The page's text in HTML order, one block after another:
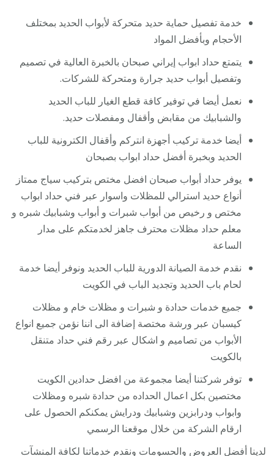
خدمة تفصيل حماية حديد متحركة لأبواب الحديد بمختلف
الأحجام وبأفضل المواد
يتمتع حداد ابواب إيراني صبحان بالخبرة العالية في تصميم
وتفصيل أبواب حديد جرارة ومتحركة للشركات.
نعمل أيضا في توفير كافة قطع الغيار للباب الحديد
والشبابيك من مقابض وأقفال ومفصلات حديد.
أيضا خدمة تركيب أجهزة انتركم وأقفال الكترونية للباب
الحديد وبخبرة أفضل حداد ابواب بصبحان
يوفر حداد أبواب صبحان افضل مختص بتركيب سياج ممتاز
أنواع حديد استرالي للمظلات واسوار عبر فني حداد ابواب
مختص و رخيص من أبواب شبرات و أبواب وشبابيك شبره و
معلم حداد مظلات محترف جاهز لخدمتكم على مدار
الساعة
نقدم خدمة الصيانة الدورية للباب الحديد ونوفر أيضا خدمة
لحام باب الحديد وتجديد الباب في الكويت
جميع خدمات حدادة و شبرات و مظلات خام و مظلات
كيسبان عبر ورشة مختصة إضافة الى اننا نؤمن جميع انواع
الأبواب من تصاميم و اشكال عبر رقم فني حداد متنقل
بالكويت
توفر شركتنا أيضا مجموعة من افضل حدادين الكويت
مختصين بكل اعمال الحداده من حدادة شبره ومظلات
وابواب ودرابزين وشبابيك ودرايش يمكنكم الحصول على
ارقام الشركة من خلال موقعنا الرسمي
لدينا أفضل العروض والحسومات ونقدم خدماتنا لكافة المنشآت